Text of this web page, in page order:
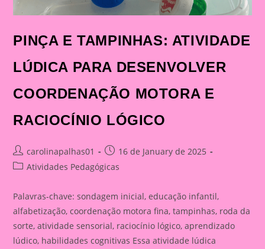
PINÇA E TAMPINHAS: ATIVIDADE
LÚDICA PARA DESENVOLVER
COORDENAÇÃO MOTORA E
RACIOCÍNIO LÓGICO
Post
author:
carolinapalhas01
Post
published:
16 de January de 2025
PostAtividades Pedagógicas
Palavras-chave: sondagem inicial, educação infantil,
alfabetização, coordenação motora fina, tampinhas, roda da
sorte, atividade sensorial, raciocínio lógico, aprendizado
lúdico, habilidades cognitivas Essa atividade lúdica